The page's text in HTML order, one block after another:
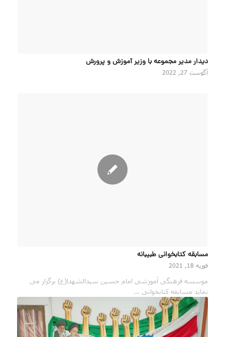
دیدار مدیر مجموعه با وزیر آموزش و پرورش
آگوست 27, 2022
مسابقه کتابخوانی طبیبانه
فوریه 18, 2021
موسسه فرهنگی آموزشی امام حسین سیدالشهدا(ع) برگزار می
نماید مسابقه کتابخوانی …